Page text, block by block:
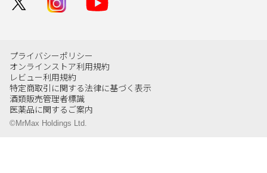
プライバシーポリシー
オンラインストア利用規約
レビュー利用規約
特定商取引に関する法律に基づく表示
酒類販売管理者標識
医薬品に関するご案内
©MrMax Holdings Ltd.